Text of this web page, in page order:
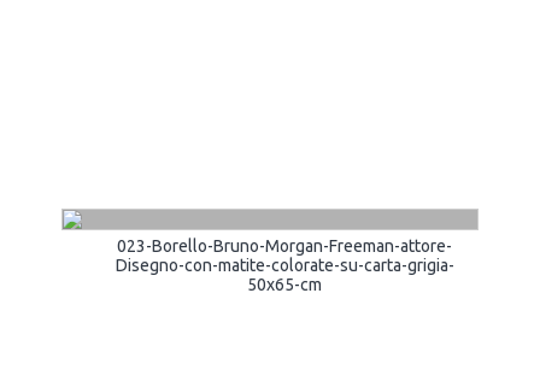
023-Borello-Bruno-Morgan-Freeman-attore-
Disegno-con-matite-colorate-su-carta-grigia-
50x65-cm